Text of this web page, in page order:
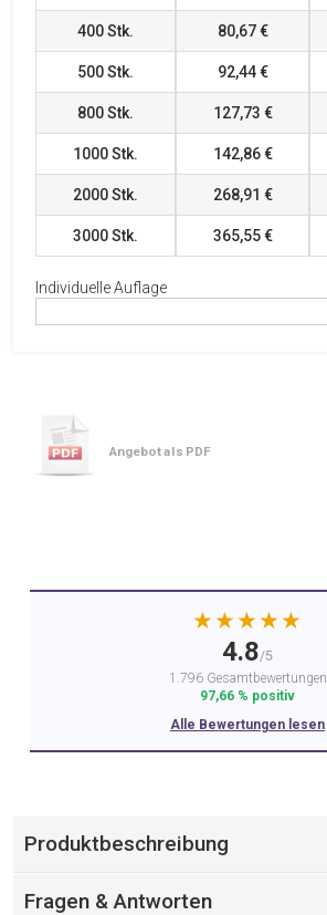
400Stk. 80,67 €
500Stk. 92,44 €
800Stk. 127,73 €
1000Stk. 142,86 €
2000Stk. 268,91 €
3000Stk. 365,55 €
Individuelle Auflage
Angebot als PDF
★★★★★
4.8/5
1.796 Gesamtbewertungen
97,66 % positiv
Alle Bewertungen lesen
Produktbeschreibung
Fragen & Antworten